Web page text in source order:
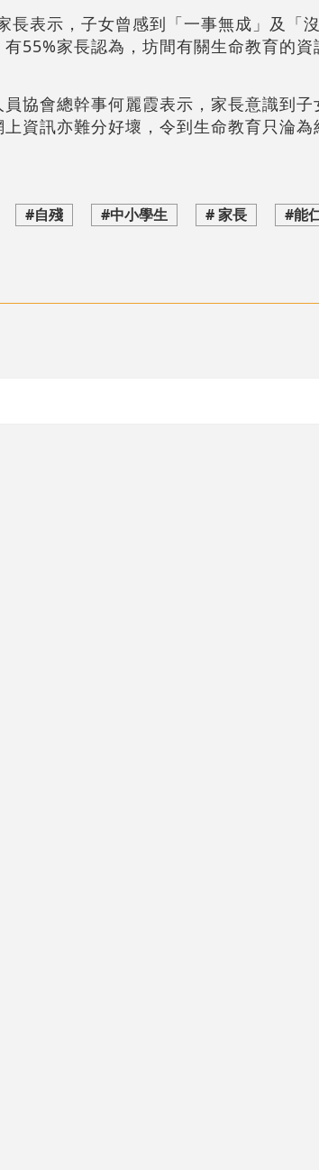
長表示，子女曾感到「一事無成」及「
55%家長認為，坊間有關生命教育的
協會總幹事何麗霞表示，家長意識到
資訊亦難分好壞，令到生命教育只淪為
#自殘 #中小學生 # 家長 #能